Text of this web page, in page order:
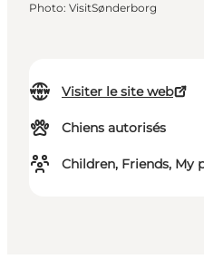
Visiter le site web
Chiens autorisés
Children, Friends, My
Photo: VisitSønderborg